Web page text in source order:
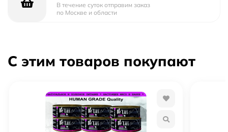
В течение суток отправим заказ
по Москве и области
С этим товаров покупают